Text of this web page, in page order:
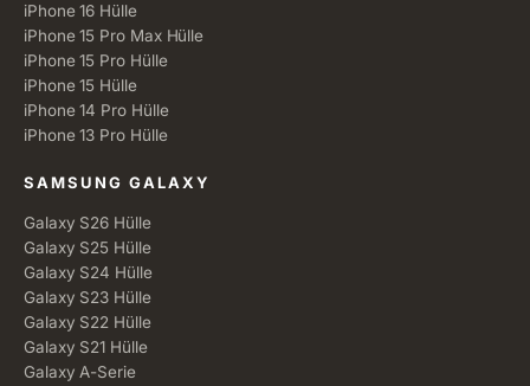
iPhone 16 Hülle
iPhone 15 Pro Max Hülle
iPhone 15 Pro Hülle
iPhone 15 Hülle
iPhone 14 Pro Hülle
iPhone 13 Pro Hülle
SAMSUNG GALAXY
Galaxy S26 Hülle
Galaxy S25 Hülle
Galaxy S24 Hülle
Galaxy S23 Hülle
Galaxy S22 Hülle
Galaxy S21 Hülle
Galaxy A-Serie